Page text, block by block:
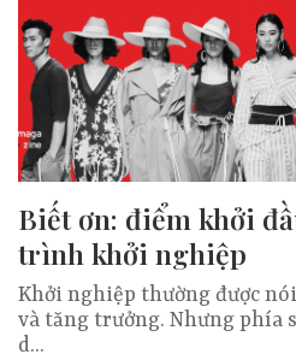
Biết ơn: điểm khởi
trình khởi nghiệp
Khởi nghiệp thường được
và tăng trưởng. Nhưng phía
d...